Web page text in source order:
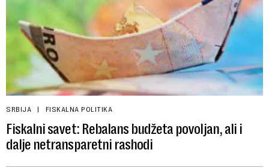
SRBIJA FISKALNA POLITIKA
Fiskalni savet: Rebalans budžeta povoljan, ali i
dalje netransparetni rashodi